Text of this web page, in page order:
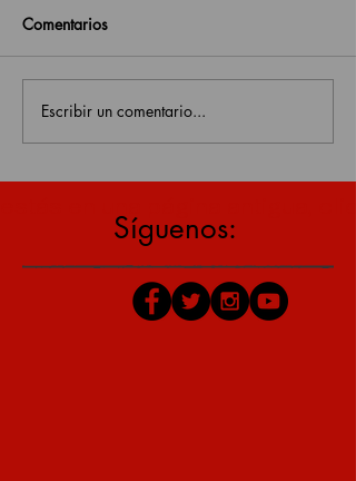
Comentarios
Escribir un comentario...
Síguenos: